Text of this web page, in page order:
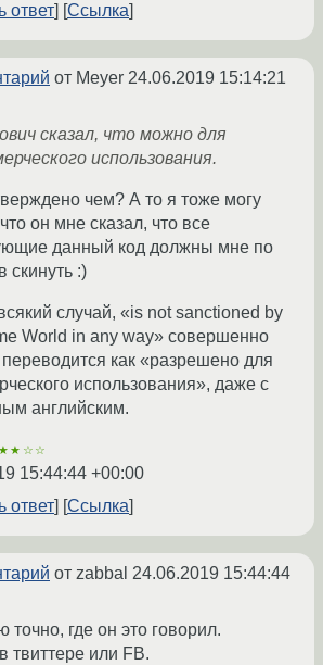
ответ
Ссылка
от Meyer 24.06.2019 15:14:21
сказал, что можно для
использования.
чем? А то я тоже могу
он мне сказал, что все
данный код должны мне по
скинуть :)
случай, «is not sanctioned by
World in any way» совершенно
как «разрешено для
использования», даже с
английским.
15:44:44 +00:00
ответ
Ссылка
от zabbal 24.06.2019 15:44:44
точно, где он это говорил.
твиттере или FB.